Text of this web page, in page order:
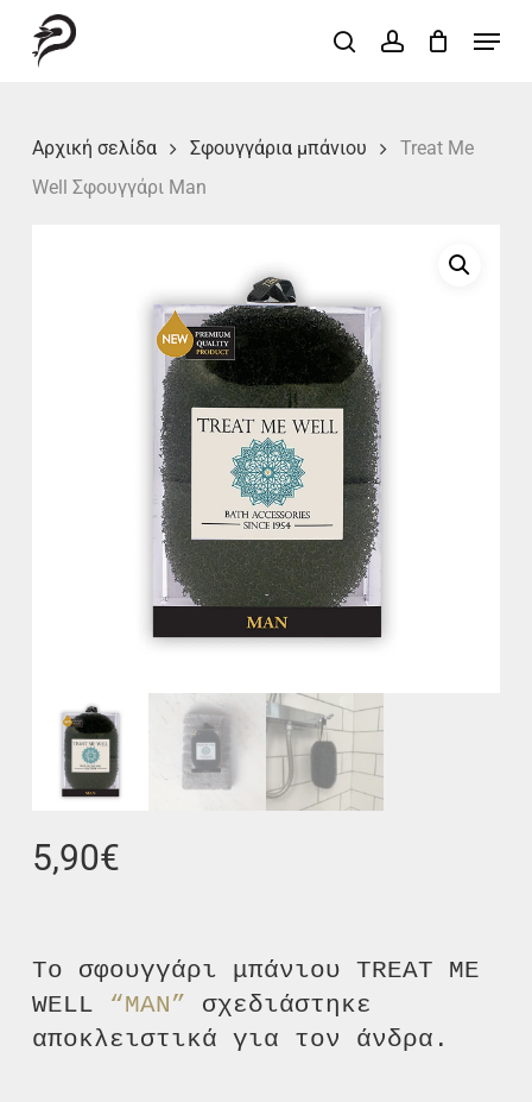
searchaccount
Menu
Αρχική σελίδα Σφουγγάρια μπάνιου
Treat Me
Well Σφουγγάρι Man
5,90€
Το σφουγγάρι μπάνιου TREAT ME
WELL “ΜΑΝ” σχεδιάστηκε
αποκλειστικά για τον άνδρα.